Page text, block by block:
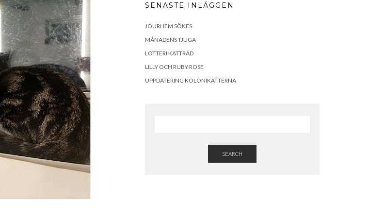
SENASTE INLÄGGEN
JOURHEM SÖKES
MÅNADENS TJUGA
LOTTERI KATTRÄD
LILLY OCH RUBY ROSE
UPPDATERING KOLONIKATTERNA
SEARCH